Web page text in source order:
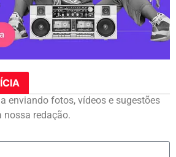
enviando fotos, vídeos e sugestões
nossa redação.